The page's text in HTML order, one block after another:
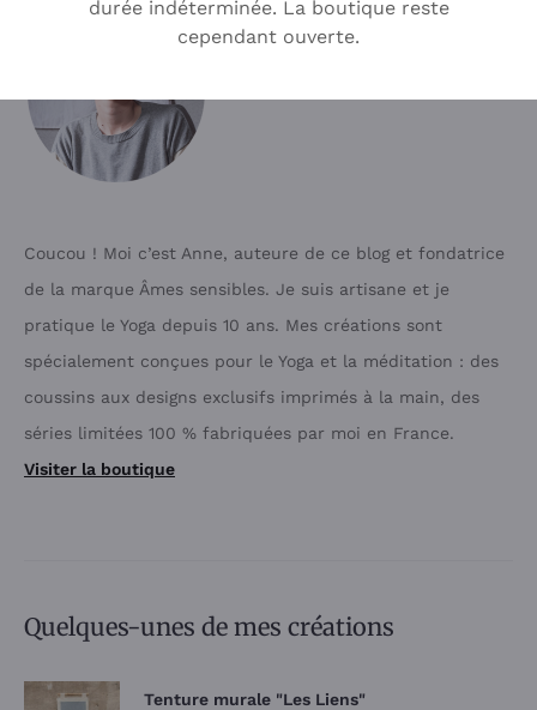
Coucou ! Moi c’est Anne, auteure de ce blog et fondatrice
de la marque Âmes sensibles. Je suis artisane et je
pratique le Yoga depuis 10 ans. Mes créations sont
spécialement conçues pour le Yoga et la méditation : des
coussins aux designs exclusifs imprimés à la main, des
séries limitées 100 % fabriquées par moi en France.
Visiter la boutique
Quelques-unes de mes créations
Tenture murale "Les Liens"
durée indéterminée. La boutique reste
cependant ouverte.